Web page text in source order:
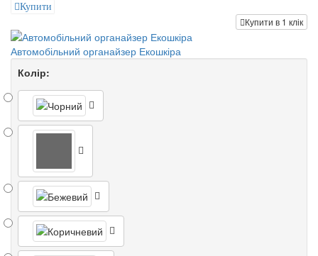
Купити
Купити в 1 клік
Автомобільний органайзер Екошкіра
Колір: